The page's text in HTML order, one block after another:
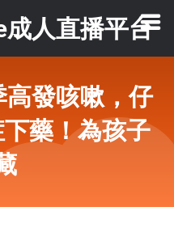
人直播平台
發咳嗽，仔
藥！為孩子